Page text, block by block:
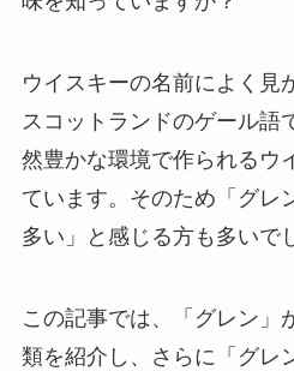
ウイスキーの名前によく見
スコットランドのゲール語
然豊かな環境で作られるウ
ています。そのため「グレ
多い」と感じる方も多いで
この記事では、「グレン」
類を紹介し、さらに「グレ